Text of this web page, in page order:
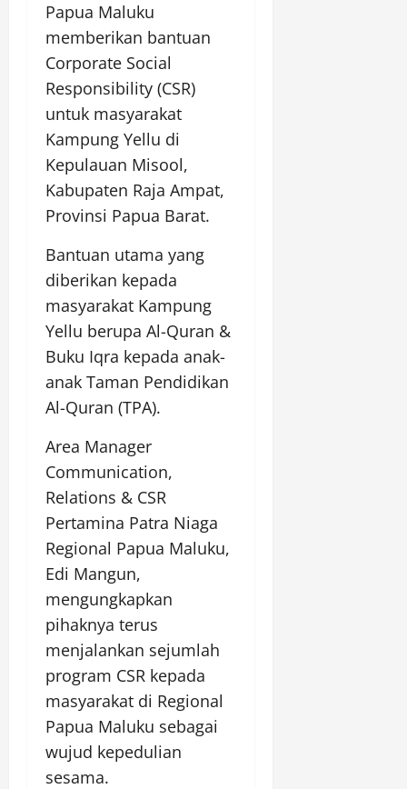
Papua Maluku
memberikan bantuan
Corporate Social
Responsibility (CSR)
untuk masyarakat
Kampung Yellu di
Kepulauan Misool,
Kabupaten Raja Ampat,
Provinsi Papua Barat.
Bantuan utama yang
diberikan kepada
masyarakat Kampung
Yellu berupa Al-Quran &
Buku Iqra kepada anak-
anak Taman Pendidikan
Al-Quran (TPA).
Area Manager
Communication,
Relations & CSR
Pertamina Patra Niaga
Regional Papua Maluku,
Edi Mangun,
mengungkapkan
pihaknya terus
menjalankan sejumlah
program CSR kepada
masyarakat di Regional
Papua Maluku sebagai
wujud kepedulian
sesama.